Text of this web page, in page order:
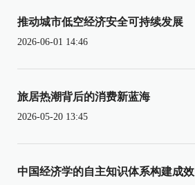
推动城市低空经济安全可持续发展
2026-06-01 14:46
旅居热潮背后的消费新蓝海
2026-05-20 13:45
中国经济学的自主知识体系构建成效